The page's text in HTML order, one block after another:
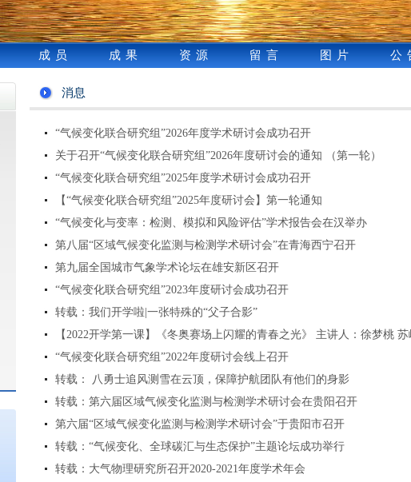
成员 成果 资源 留言 图片 公
消息
“气候变化联合研究组”2026年度学术研讨会成功召开
关于召开“气候变化联合研究组”2026年度研讨会的通知 （第一轮）
“气候变化联合研究组”2025年度学术研讨会成功召开
【“气候变化联合研究组”2025年度研讨会】第一轮通知
“气候变化与变率：检测、模拟和风险评估”学术报告会在汉举办
第八届“区域气候变化监测与检测学术研讨会”在青海西宁召开
第九届全国城市气象学术论坛在雄安新区召开
“气候变化联合研究组”2023年度研讨会成功召开
转载：我们开学啦|一张特殊的“父子合影”
【2022开学第一课】《冬奥赛场上闪耀的青春之光》 主讲人：徐梦桃
“气候变化联合研究组”2022年度研讨会线上召开
转载： 八勇士追风测雪在云顶，保障护航团队有他们的身影
转载：第六届区域气候变化监测与检测学术研讨会在贵阳召开
第六届“区域气候变化监测与检测学术研讨会”于贵阳市召开
转载：“气候变化、全球碳汇与生态保护”主题论坛成功举行
转载：大气物理研究所召开2020-2021年度学术年会